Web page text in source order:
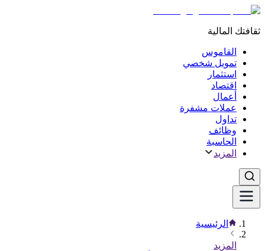
ثقافتك المالية
القاموس
تمويل شخصي
استثمار
اقتصاد
أعمال
عملات مشفرة
تداول
وظائف
الحاسبة
المزيد
الرئيسية
المزيد